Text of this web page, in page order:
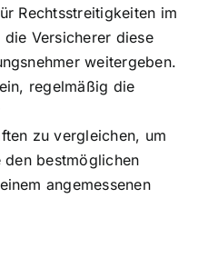
Rechtsstreitigkeiten im
Versicherer diese
weitergeben.
regelmäßig die
zu vergleichen, um
den bestmöglichen
angemessenen